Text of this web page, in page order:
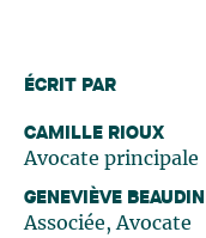
ÉCRIT PAR
CAMILLE RIOUX
Avocate principale
GENEVIÈVE BEAUDIN
Associée, Avocate